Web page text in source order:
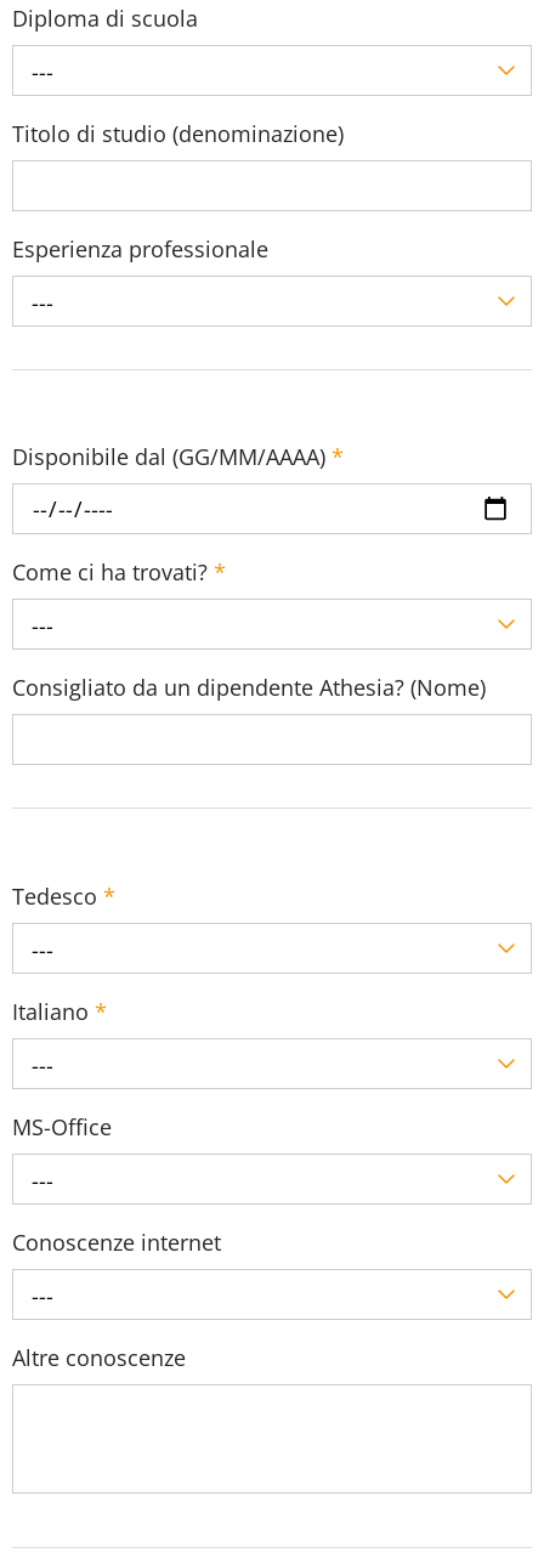
Diploma di scuola
---
Titolo di studio (denominazione)
Esperienza professionale
---
Disponibile dal (GG/MM/AAAA) *
Come ci ha trovati? *
---
Consigliato da un dipendente Athesia? (Nome)
Tedesco *
---
Italiano *
---
MS-Office
---
Conoscenze internet
---
Altre conoscenze